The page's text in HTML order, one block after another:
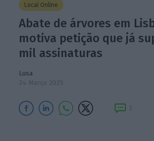
Local Online
Abate de árvores em
motiva petição que já
mil assinaturas
Lusa
24 Março 2025
2